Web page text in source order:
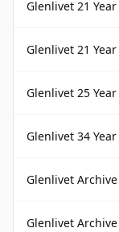
Glenlivet 21
Glenlivet 21
Glenlivet 25
Glenlivet 34
Glenlivet
Glenlivet